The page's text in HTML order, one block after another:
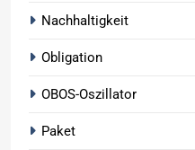
Nachhaltigkeit
Obligation
OBOS-Oszillator
Paket